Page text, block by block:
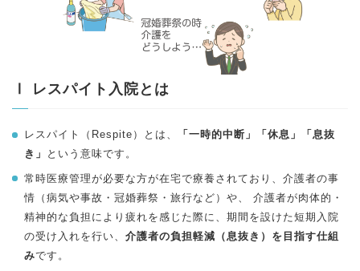
Ⅰ レスパイト入院とは
レスパイト（Respite）とは、
「一時的中断」「休息」「息抜
き」
という意味です。
常時医療管理が必要な方が在宅で療養されており、介護者の事
情（病気や事故・冠婚葬祭・旅行など）や、 介護者が肉体的・
精神的な負担により疲れを感じた際に、期間を設けた短期入院
の受け入れを行い、 介護者の負担軽減（息抜き）を目指す仕組
みです。